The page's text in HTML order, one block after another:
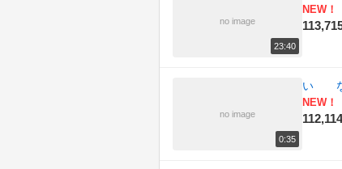
no image
23:40
NEW！
no image
0:35
い
NEW！